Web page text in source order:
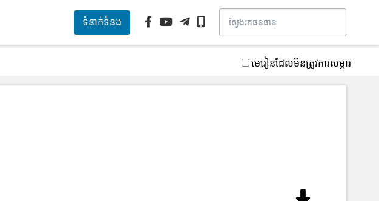
ទំនាក់ទំនង
មេរៀនដែលមិនត្រូវការសម្ភារ